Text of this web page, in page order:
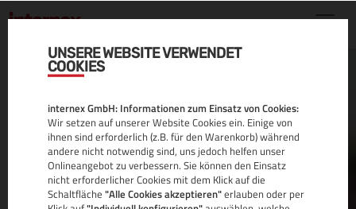
UNSERE WEBSITE VERWENDET
COOKIES
internex GmbH: Informationen zum Einsatz von Cookies:
Wir setzen auf unserer Website Cookies ein. Einige von
ihnen sind erforderlich (z.B. für den Warenkorb) während
andere nicht notwendig sind, uns jedoch helfen unser
Onlineangebot zu verbessern. Sie können den Einsatz
nicht erforderlicher Cookies mit dem Klick auf die
Schaltfläche "Alle Cookies akzeptieren"erlauben oder per
VERNÜNFTIG
DIGITALISIEREN